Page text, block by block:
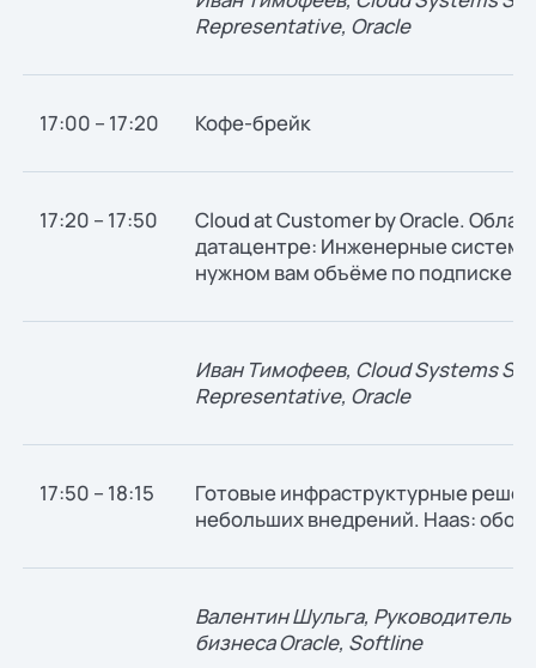
Representative, Oracle
17:00 – 17:20 Кофе-брейк
17:20 – 17:50
Cloud at Customer by Oracle.
датацентре: Инженерные системы
нужном вам объёме по подписке.
Иван Тимофеев, Cloud Systems
Representative, Oracle
17:50 – 18:15
Готовые инфраструктурные
небольших внедрений. Haas:
Валентин Шульга, Руководитель
бизнеса Oracle, Softline